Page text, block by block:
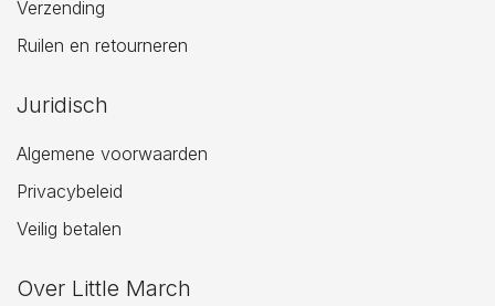
Verzending
Ruilen en retourneren
Juridisch
Algemene voorwaarden
Privacybeleid
Veilig betalen
Over Little March